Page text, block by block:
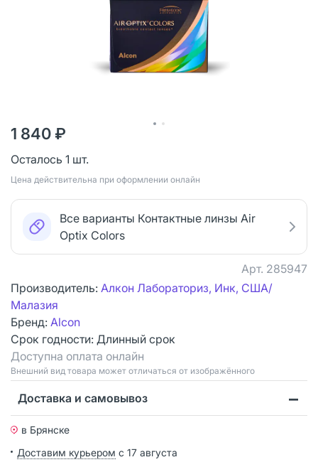
1 840 ₽
Осталось 1 шт.
Цена действительна при оформлении онлайн
Все варианты Контактные линзы Air
Optix Colors
Арт. 285947
Производитель: Алкон Лабораториз, Инк, США/
Малазия
Бренд: Alcon
Срок годности: Длинный срок
Доступна оплата онлайн
Bнешний вид товара может отличаться от изображённого
Доставка и самовывоз
в Брянске
Доставим курьером с 17 августа